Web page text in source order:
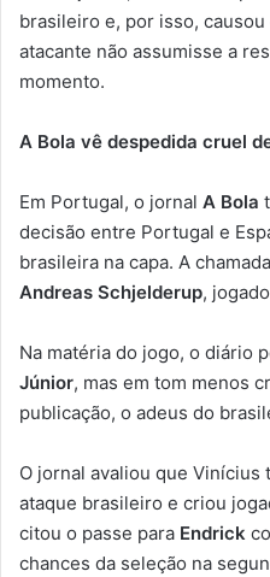
brasileiro e, por isso,
atacante não assumisse a
momento.
A Bola vê despedida cruel
Em Portugal, o jornal A Bola
decisão entre Portugal e
brasileira na capa. A
Andreas Schjelderup,
Na matéria do jogo, o diário
Júnior, mas em tom menos
publicação, o adeus do
O jornal avaliou que Vinícius
ataque brasileiro e criou
citou o passe para Endrick
chances da seleção na